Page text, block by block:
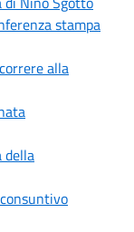
stampa
alla
della